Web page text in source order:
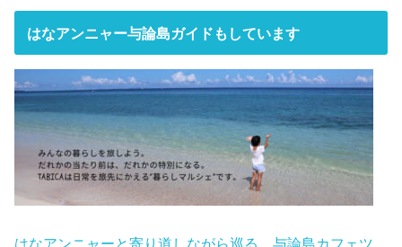
はなアンニャー与論島ガイドもしています
はなアンニャーと寄り道しながら巡る、与論島カフェツ